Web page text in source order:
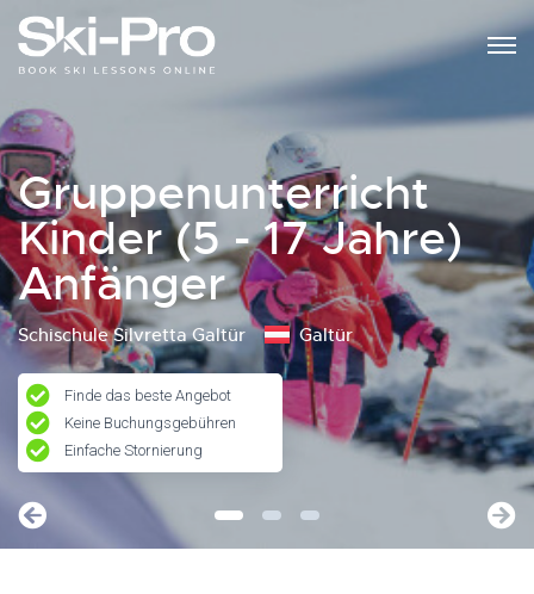
Gruppenunterricht
Kinder (5 - 17 Jahre)
Anfänger
Schischule Silvretta Galtür Galtür
Finde das beste Angebot
Keine Buchungsgebühren
Einfache Stornierung